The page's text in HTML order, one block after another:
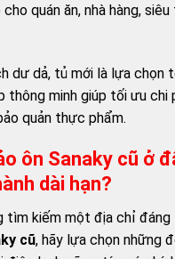
quán ăn, nhà hàng,
dư dả, tủ mới là lựa chọn
thông minh giúp tối ưu chi
quản thực phẩm.
ôn Sanaky cũ ở
dài hạn?
tìm kiếm một địa chỉ
cũ, hãy lựa chọn những